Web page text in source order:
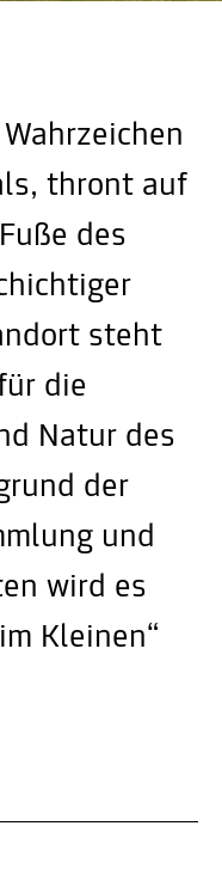
thront auf
des
steht
die
Natur des
der
und
wird es
Kleinen“